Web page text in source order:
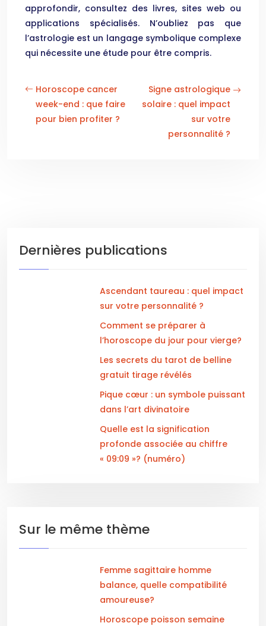
approfondir, consultez des livres, sites web ou
applications spécialisés. N’oubliez pas que
l’astrologie est un langage symbolique complexe
qui nécessite une étude pour être compris.
Horoscope cancer
week-end : que faire
pour bien profiter ?
Signe astrologique
solaire : quel impact
sur votre
personnalité ?
Dernières publications
Ascendant taureau : quel impact
sur votre personnalité ?
Comment se préparer à
l’horoscope du jour pour vierge?
Les secrets du tarot de belline
gratuit tirage révélés
Pique cœur : un symbole puissant
dans l’art divinatoire
Quelle est la signification
profonde associée au chiffre
« 09:09 »? (numéro)
Sur le même thème
Femme sagittaire homme
balance, quelle compatibilité
amoureuse?
Horoscope poisson semaine